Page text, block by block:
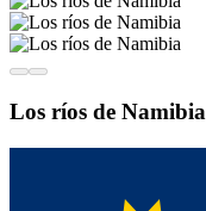
Los ríos de Namibia